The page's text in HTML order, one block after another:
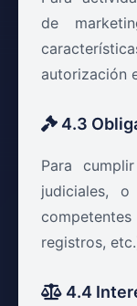
de
autorización
4.3
Para
judiciales, o
registros,
4.4